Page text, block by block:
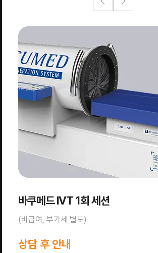
바쿠메드 IVT 1회 세션
(비급여, 부가세 별도)
상담 후 안내